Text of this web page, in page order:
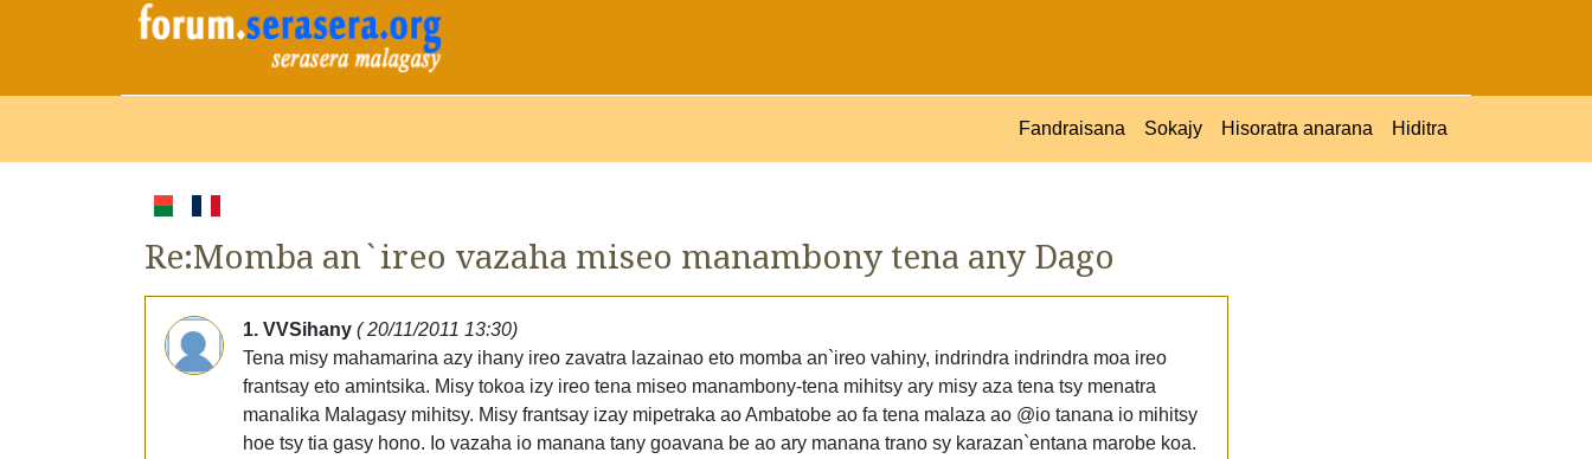
Fandraisana Sokajy Hisoratra anarana Hiditra
Re:Momba an`ireo vazaha miseo manambony tena any Dago
1. VVSihany ( 20/11/2011 13:30)
Tena misy mahamarina azy ihany ireo zavatra lazainao eto momba an`ireo vahiny, indrindra indrindra moa ireo
frantsay eto amintsika. Misy tokoa izy ireo tena miseo manambony-tena mihitsy ary misy aza tena tsy menatra
manalika Malagasy mihitsy. Misy frantsay izay mipetraka ao Ambatobe ao fa tena malaza ao @io tanana io mihitsy
hoe tsy tia gasy hono. Io vazaha io manana tany goavana be ao ary manana trano sy karazan`entana marobe koa.